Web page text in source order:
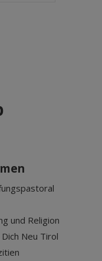
und Religion
Dich Neu Tirol